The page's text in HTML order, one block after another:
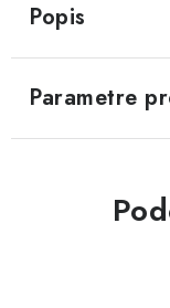
Popis
Parametre